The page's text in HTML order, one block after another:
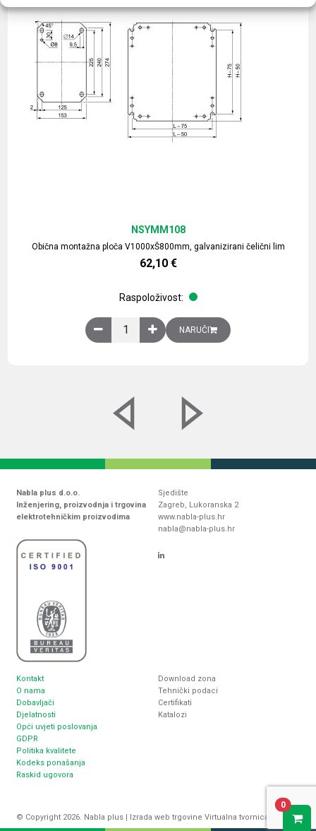
Obična montažna ploča V1000xŠ800mm, galvanizirani čelični lim
NSYMM108
62,10 €
Raspoloživost:
Obična montažna ploča V1000xŠ800mm,
NARUČI
Nabla plus d.o.o.
Inženjering, proizvodnja i trgovina
elektrotehničkim proizvodima
Sjedište
Zagreb, Lukoranska 2
www.nabla-plus.hr
nabla@nabla-plus.hr
Kontakt
O nama
Dobavljači
Djelatnosti
Opći uvjeti poslovanja
GDPR
Politika kvalitete
Kodeks ponašanja
Raskid ugovora
Download zona
Tehnički podaci
Certifikati
Katalozi
© Copyright 2026. Nabla plus | Izrada web trgovine Virtualna tvornica
0